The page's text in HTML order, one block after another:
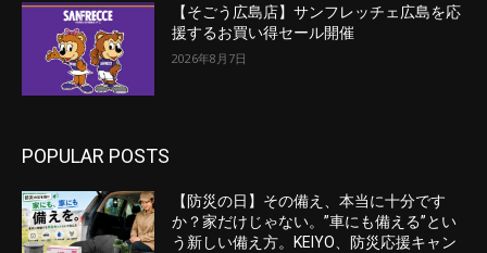
【そごう広島店】サンフレッチェ広島を応
援するお買い得セール開催
2026年8月7日
POPULAR POSTS
【防災の日】その備え、本当に十分です
か？家だけじゃない。”車にも備える”とい
う新しい備え方。KEIYO、防災応援キャン